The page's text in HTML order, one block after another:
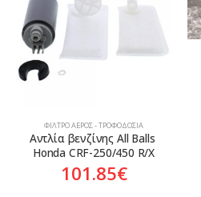
ΦΊΛΤΡΟ ΑΈΡΟΣ - ΤΡΟΦΟΔΟΣΊΑ
Αντλία βενζίνης All Balls
Honda CRF-250/450 R/X
101.85€